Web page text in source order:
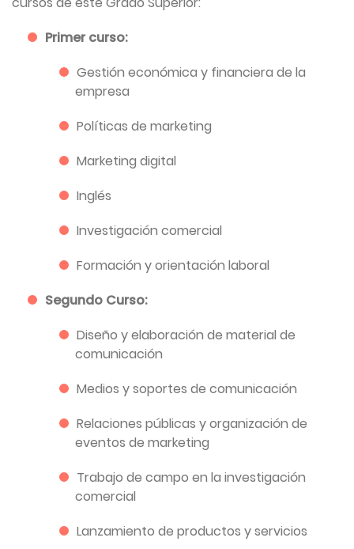
Primer curso:
Gestión económica y financiera de la
empresa
Políticas de marketing
Marketing digital
Inglés
Investigación comercial
Formación y orientación laboral
Segundo Curso:
Diseño y elaboración de material de
comunicación
Medios y soportes de comunicación
Relaciones públicas y organización de
eventos de marketing
Trabajo de campo en la investigación
comercial
Lanzamiento de productos y servicios